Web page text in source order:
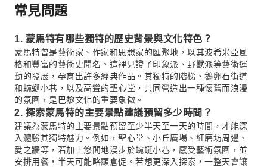
常見問題
1. 蒙馬特有哪些獨特的歷史背景與文化特色？
蒙馬特曾是藝術家、作家和思想家的匯聚地，以其波希米亞風
格和豐富的藝術史聞名。這裡見證了印象派、野獸派等藝術運
動的發展，孕育出許多經典作品。其獨特的階梯、鵝卵石街道
和蜿蜒小巷，以及高聳的聖心堂，共同營造出一種懷舊而浪漫
的氛圍，是巴黎文化的重要象徵。
2. 探索蒙馬特的主要景點建議預留多少時間？
建議為蒙馬特的主要景點預留至少半天至一天的時間，才能深
入體驗其獨特魅力。例如，聖心堂、小丘廣場、紅磨坊周邊、
愛之牆等，若加上悠閒地漫步於蜿蜒小巷，感受藝術氛圍，並
安排用餐，半天可能略顯倉促。若想更深入探索，一整天會讓